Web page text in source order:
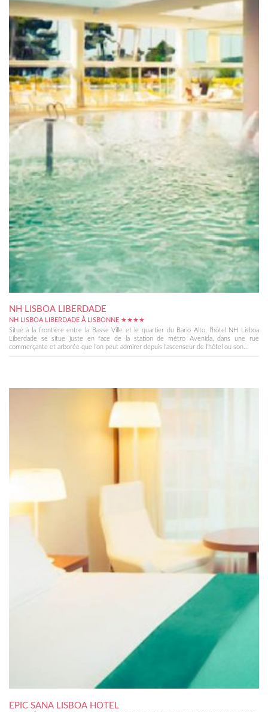
NH LISBOA LIBERDADE
NH LISBOA LIBERDADE À LISBONNE ★★★★
Situé à la frontière entre la Basse Ville et le quartier du Bario Alto, l'hôtel NH Lisboa
Liberdade se situe juste en face de la station de métro Avenida, dans une rue
commerçante et arborée que l'on peut admirer depuis l'ascenseur de l'hôtel ou son...
EPIC SANA LISBOA HOTEL